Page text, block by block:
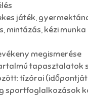
játék,
mintázás, kézi munka
megismerése
tapasztalatok
tízórai